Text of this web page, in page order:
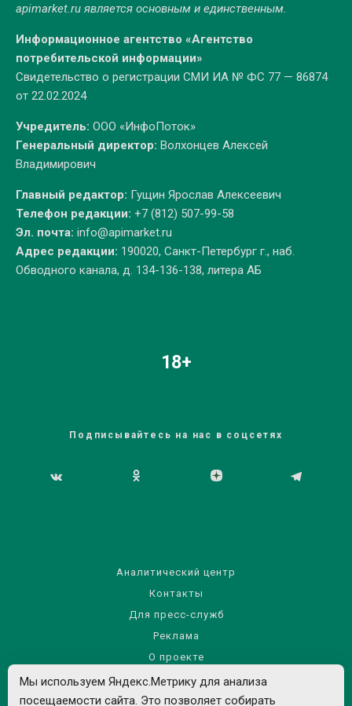
apimarket.ruявляется основным и единственным.
Информационное агентство «Агентство
потребительской информации»
Свидетельство о регистрации СМИ ИА № ФС 77 — 86874
от 22.02.2024
Учредитель: ООО «ИнфоПоток»
Генеральный директор: Волхонцев Алексей
Владимирович
Главный редактор: Гущин Ярослав Алексеевич
Телефон редакции: +7 (812) 507-99-58
Эл. почта: info@apimarket.ru
Адрес редакции: 190020, Санкт-Петербург г., наб.
Обводного канала, д. 134-136-138, литера АБ
18+
Подписывайтесь на нас в соцсетях
Аналитический центр
Контакты
Для пресс-служб
Реклама
О проекте
Правила использования материалов сайта
Политика обработки персональных данных
Мы используем Яндекс.Метрику для анализа
посещаемости сайта. Это позволяет собирать